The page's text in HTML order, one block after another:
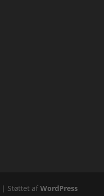
| Støttet afWordPress